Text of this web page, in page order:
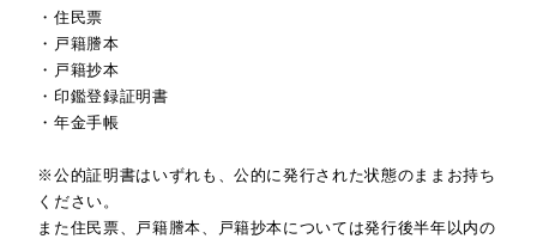
・住民票
・戸籍謄本
・戸籍抄本
・印鑑登録証明書
・年金手帳
※公的証明書はいずれも、公的に発行された状態のままお持ち
ください。
また住民票、戸籍謄本、戸籍抄本については発行後半年以内の